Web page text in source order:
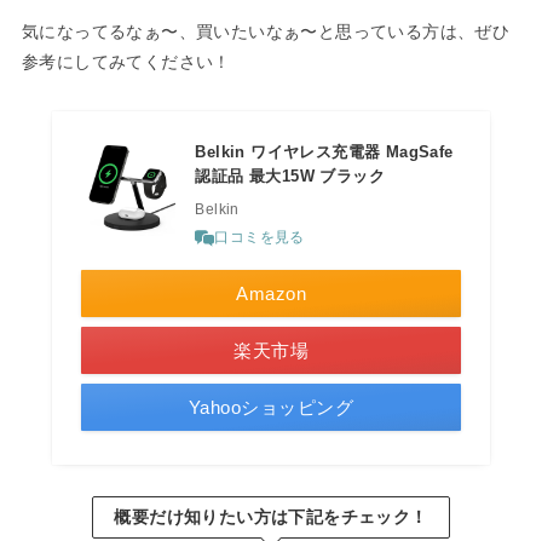
気になってるなぁ〜、買いたいなぁ〜と思っている方は、ぜひ
参考にしてみてください！
Belkin ワイヤレス充電器 MagSafe
認証品 最大15W ブラック
Belkin
口コミを見る
Amazon
楽天市場
Yahooショッピング
概要だけ知りたい方は下記をチェック！